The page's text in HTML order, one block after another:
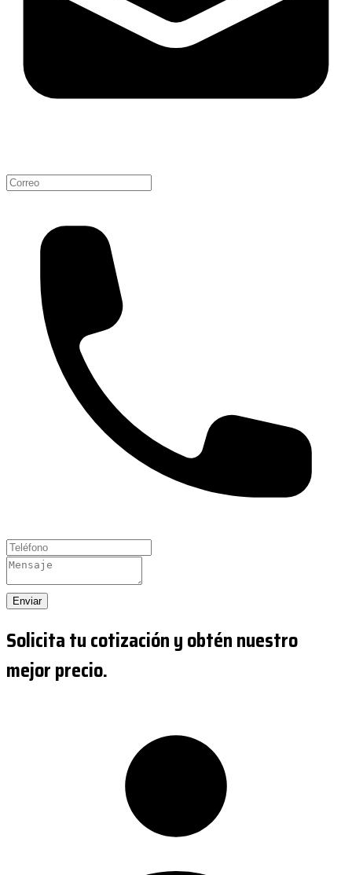
Enviar
Solicita tu cotización y obtén nuestro
mejor precio.